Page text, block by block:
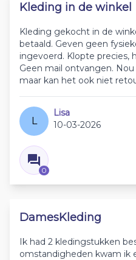
Kleding in de winkel
Kleding gekocht in de
betaald. Geven geen
ingevoerd. Klopte precies,
Geen mail ontvangen.
maar kan het ook niet
L
Lisa
10-03-2026
0
DamesKleding
Ik had 2 kledingstukken
omstandigheden kwam ik